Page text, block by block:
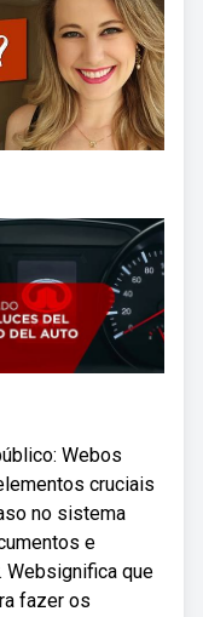
Webos
cruciais
no sistema
e
Websignifica que
fazer os